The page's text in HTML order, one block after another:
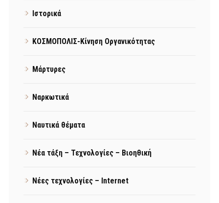
Ιστορικά
ΚΟΣΜΟΠΟΛΙΣ-Κίνηση Οργανικότητας
Μάρτυρες
Ναρκωτικά
Ναυτικά θέματα
Νέα τάξη – Τεχνολογίες – Βιοηθική
Νέες τεχνολογίες – Internet